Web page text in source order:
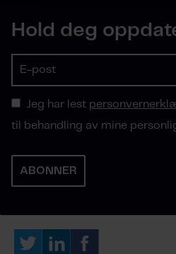
Hold deg
Jeg har lest
til behandling av mine